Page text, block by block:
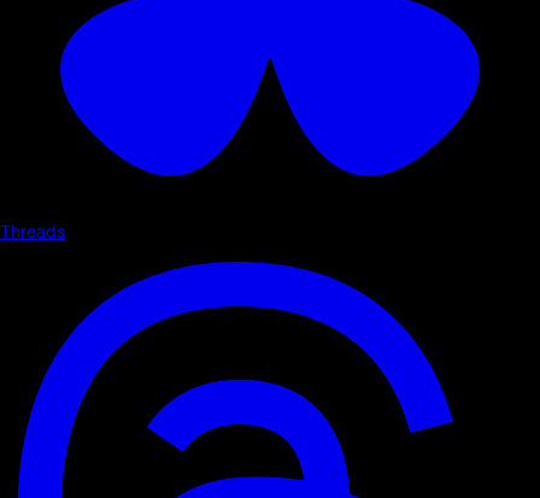
Threads